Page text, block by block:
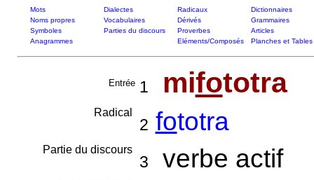
Mots Dialectes Radicaux
Dictionnaires
Noms propres
Vocabulaires Dérivés
Grammaires
Symboles
Parties du discours Proverbes
Articles
Anagrammes
Eléments/Composés Planches et Tables
Entrée 1 mifototra
Radical
2 fototra
Partie du discours
3 verbe actif